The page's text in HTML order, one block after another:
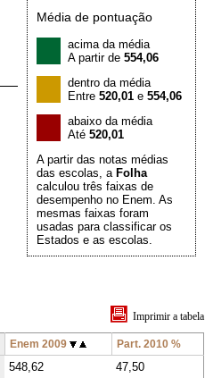
Média de pontuação
acima da média
A partir de 554,06
dentro da média
Entre 520,01 e 554,06
abaixo da média
Até 520,01
A partir das notas médias
das escolas, a Folha
calculou três faixas de
desempenho no Enem. As
mesmas faixas foram
usadas para classificar os
Estados e as escolas.
Imprimir a tabela
Enem 2009 Part. 2010 %
548,62
47,50